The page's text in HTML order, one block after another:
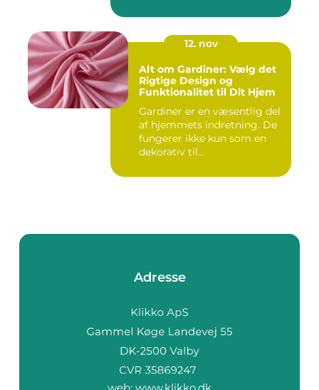
12. nov
Alt om Gardiner: Vælg det
Rigtige Design og
Funktionalitet til Dit Hjem
Gardiner er en væsentlig del
af hjemmets indretning. De
fungerer ikke kun som en
dekorativ til...
Adresse
web: www.klikko.dk